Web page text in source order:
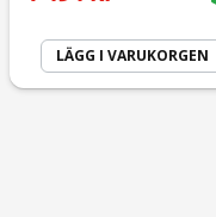
LÄGG I VARUKORGEN